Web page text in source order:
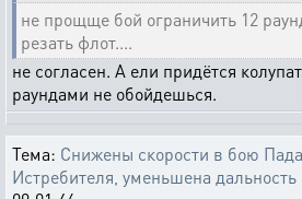
не прощще бой ограничить 12
резать флот....
не согласен. А ели придётся
раундами не обойдешься.
Тема: Снижены скорости в бою
Истребителя, уменьшена дальность